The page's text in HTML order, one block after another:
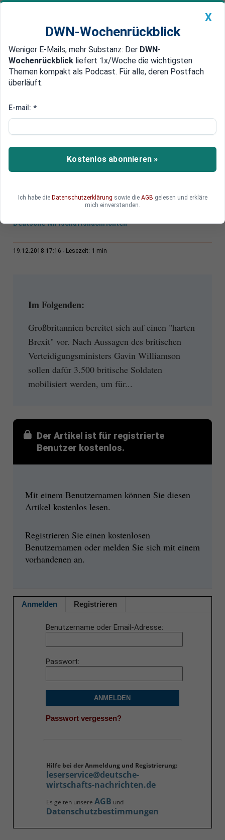
Newsticker MEIN DWN: Geldanlage Premium
Edelmetalle DWN-Magazin China
Am 29. März 2019
Großbritannien mobilisiert
Armee für harten Brexit
Großbritannien hat für den Fall eines "harten
Deutsche Wirtschaftsnachrichten
19.12.2018 17:16 Lesezeit: 1 min
Im Folgenden:
Großbritannien bereitet sich auf einen "harten
Brexit" vor. Nach Aussagen des britischen
Verteidigungsministers Gavin Williamson
sollen dafür 3.500 britische Soldaten
mobilisiert werden, um für...
Der Artikel ist für registrierte
Benutzer kostenlos.
Mit einem Benutzernamen können Sie diesen
Artikel kostenlos lesen.
Registrieren Sie einen kostenlosen
Benutzernamen oder melden Sie sich mit einem
vorhandenen an.
Anmelden Registrieren
Benutzername oder Email-Adresse
Passwort
ANMELDEN
Passwort vergessen?
Hilfe bei der Anmeldung und Registrierung:
leserservice@deutsche-
wirtschafts-nachrichten.de
Es gelten unsere AGB und
Datenschutzbestimmungen
X
DWN-Wochenrückblick
Weniger E-Mails, mehr Substanz: Der DWN-
Wochenrückblick liefert 1x/Woche die wichtigsten
Themen kompakt als Podcast. Für alle, deren Postfach
überläuft.
E-mail: *
Kostenlos abonnieren »
Ich habe die Datenschutzerklärung sowie die AGB gelesen und erkläre
mich einverstanden.